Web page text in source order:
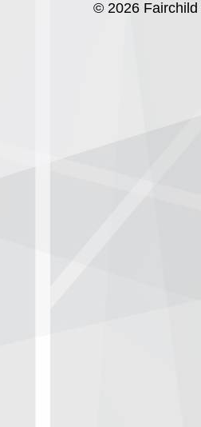
© 2026 Fairchild